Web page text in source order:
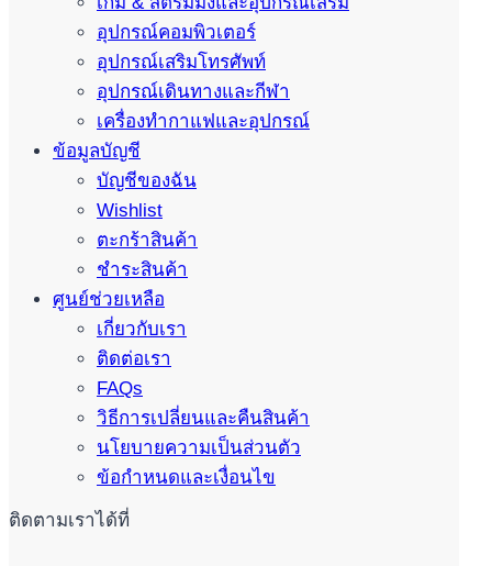
อุปกรณ์คอมพิวเตอร์
อุปกรณ์เสริมโทรศัพท์
อุปกรณ์เดินทางและกีฬา
เครื่องทำกาแฟและอุปกรณ์
ข้อมูลบัญชี
บัญชีของฉัน
Wishlist
ตะกร้าสินค้า
ชำระสินค้า
ศูนย์ช่วยเหลือ
เกี่ยวกับเรา
ติดต่อเรา
FAQs
วิธีการเปลี่ยนและคืนสินค้า
นโยบายความเป็นส่วนตัว
ข้อกำหนดและเงื่อนไข
ติดตามเราได้ที่